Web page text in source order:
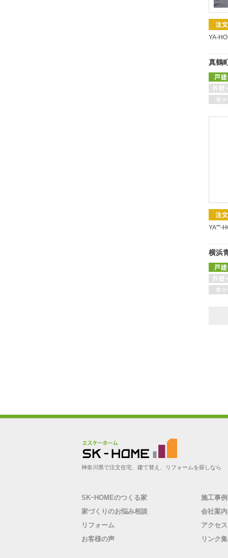
YA-
真鶴
YA''''-
横浜
神奈川県伊勢原市の工務店 |
SK-HOME（エスケーホー
神奈川県で注文住宅、建て替え、リフォームを探しなら
SKｰHOMEのつくる家
家づくりのお悩み相談
リフォーム
お客様の声
施工事例
会社案内
アクセス
リンク集